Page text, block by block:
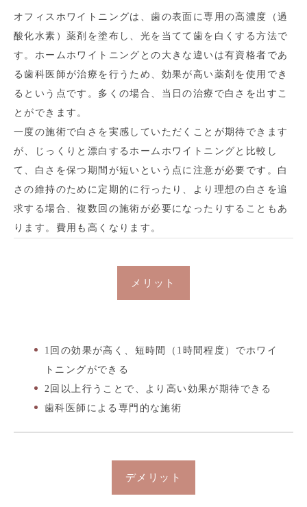
オフィスホワイトニングは、歯の表面に専用の高濃度（過
酸化水素）薬剤を塗布し、光を当てて歯を白くする方法で
す。ホームホワイトニングとの大きな違いは有資格者であ
る歯科医師が治療を行うため、効果が高い薬剤を使用でき
るという点です。多くの場合、当日の治療で白さを出すこ
とができます。
一度の施術で白さを実感していただくことが期待できます
が、じっくりと漂白するホームホワイトニングと比較し
て、白さを保つ期間が短いという点に注意が必要です。白
さの維持のために定期的に行ったり、より理想の白さを追
求する場合、複数回の施術が必要になったりすることもあ
ります。費用も高くなります。
メリット
1回の効果が高く、短時間（1時間程度）でホワイ
トニングができる
2回以上行うことで、より高い効果が期待できる
歯科医師による専門的な施術
デメリット